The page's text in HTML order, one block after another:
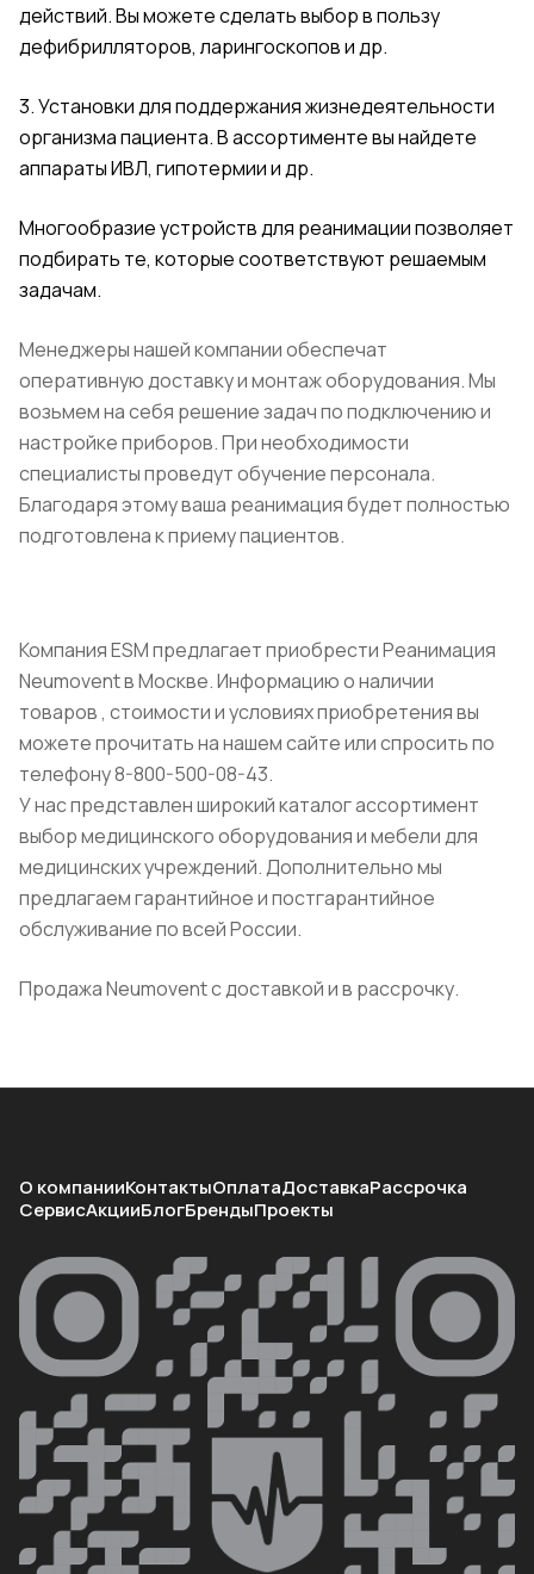
действий. Вы можете сделать выбор в пользу
дефибрилляторов, ларингоскопов и др.
3. Установки для поддержания жизнедеятельности
организма пациента. В ассортименте вы найдете
аппараты ИВЛ, гипотермии и др.
Многообразие устройств для реанимации позволяет
подбирать те, которые соответствуют решаемым
задачам.
Менеджеры нашей компании обеспечат
оперативную доставку и монтаж оборудования. Мы
возьмем на себя решение задач по подключению и
настройке приборов. При необходимости
специалисты проведут обучение персонала.
Благодаря этому ваша реанимация будет полностью
подготовлена к приему пациентов.
Компания ESM предлагает приобрести Реанимация
Neumovent в Москве. Информацию о наличии
товаров , стоимости и условиях приобретения вы
можете прочитать на нашем сайте или спросить по
телефону 8-800-500-08-43.
У нас представлен широкий каталог ассортимент
выбор медицинского оборудования и мебели для
медицинских учреждений. Дополнительно мы
предлагаем гарантийное и постгарантийное
обслуживание по всей России.
Продажа Neumovent с доставкой и в рассрочку.
О компанииКонтактыОплатаДоставкаРассрочка
СервисАкцииБлогБрендыПроекты